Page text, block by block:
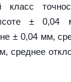
класс
± 0,04
± 0,04 мм,
среднее